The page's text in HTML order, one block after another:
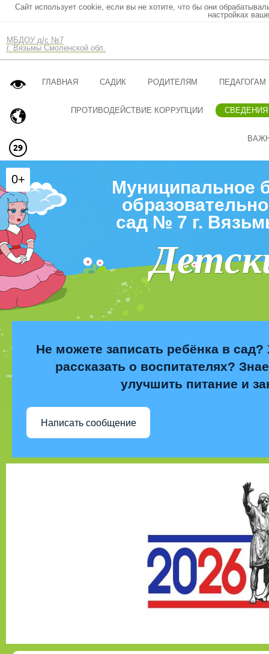
Сайт использует cookie, если вы не хотите, что бы они
настройках
МБДОУ д/с №7
г. Вязьмы Смоленской обл.
ГЛАВНАЯ САДИК РОДИТЕЛЯМ ПЕДАГОГАМ
ПРОТИВОДЕЙСТВИЕ КОРРУПЦИИ
Муниципальное
сад № 7 г.
Не можете записать ребёнка в сад?
рассказать о воспитателях?
улучшить питание и
Написать сообщение
0+